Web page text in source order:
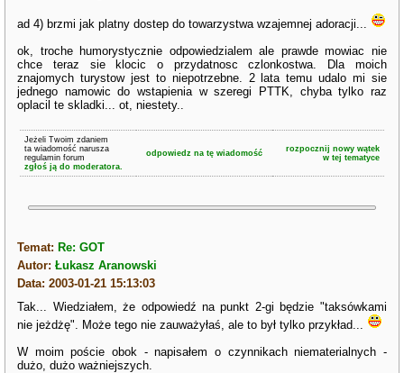
ad 4) brzmi jak platny dostep do towarzystwa wzajemnej adoracji...
ok, troche humorystycznie odpowiedzialem ale prawde mowiac nie
chce teraz sie klocic o przydatnosc czlonkostwa. Dla moich
znajomych turystow jest to niepotrzebne. 2 lata temu udalo mi sie
jednego namowic do wstapienia w szeregi PTTK, chyba tylko raz
oplacil te skladki... ot, niestety..
Jeżeli Twoim zdaniem
ta wiadomość narusza
regulamin forum
zgłoś ją do moderatora.
odpowiedz na tę wiadomość
rozpocznij nowy wątek
w tej tematyce
Temat: Re: GOT
Autor:Łukasz Aranowski
Data: 2003-01-21 15:13:03
Tak... Wiedziałem, że odpowiedź na punkt 2-gi będzie "taksówkami
nie jeżdżę". Może tego nie zauważyłaś, ale to był tylko przykład...
W moim poście obok - napisałem o czynnikach niematerialnych -
dużo, dużo ważniejszych.